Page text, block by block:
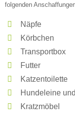
Samstag
folgenden
Näpfe
Körbchen
Transportbox
Futter
Katzentoilette
Hundeleine
Kratzmöbel